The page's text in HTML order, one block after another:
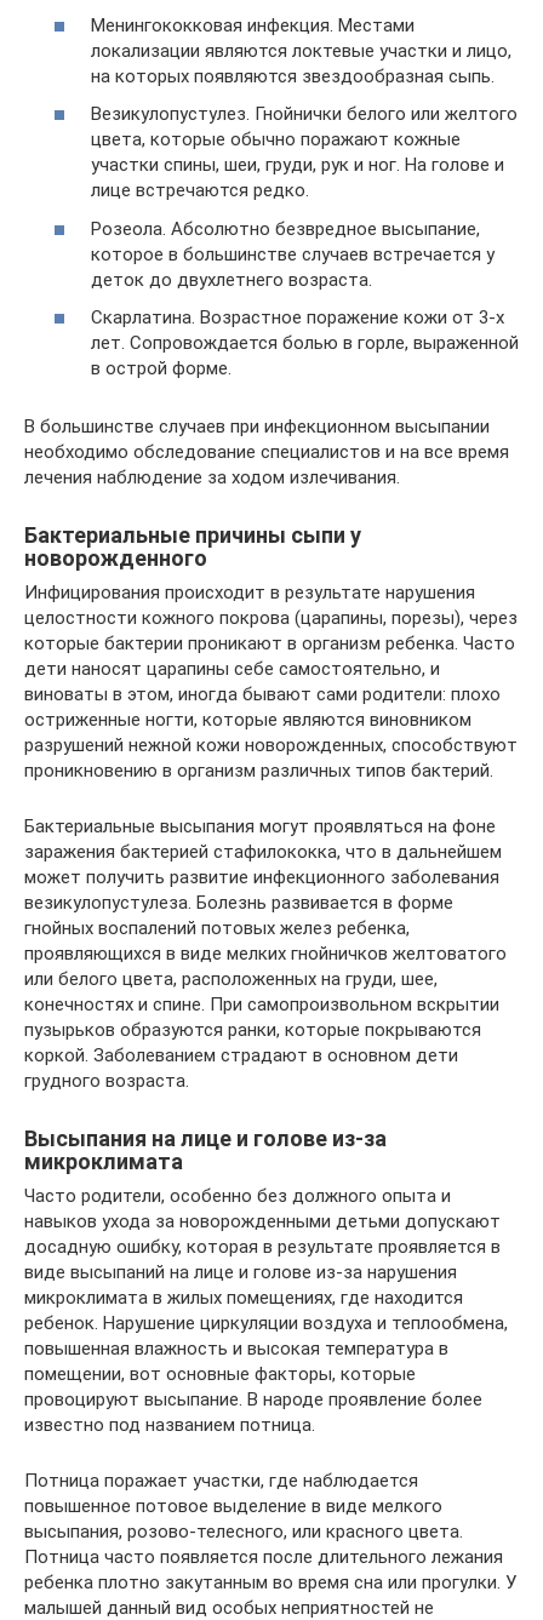
Менингококковая инфекция. Местами
локализации являются локтевые участки и лицо,
на которых появляются звездообразная сыпь.
Везикулопустулез. Гнойнички белого или желтого
цвета, которые обычно поражают кожные
участки спины, шеи, груди, рук и ног. На голове и
лице встречаются редко.
Розеола. Абсолютно безвредное высыпание,
которое в большинстве случаев встречается у
деток до двухлетнего возраста.
Скарлатина. Возрастное поражение кожи от 3-х
лет. Сопровождается болью в горле, выраженной
в острой форме.
В большинстве случаев при инфекционном высыпании
необходимо обследование специалистов и на все время
лечения наблюдение за ходом излечивания.
Бактериальные причины сыпи у
новорожденного
Инфицирования происходит в результате нарушения
целостности кожного покрова (царапины, порезы), через
которые бактерии проникают в организм ребенка. Часто
дети наносят царапины себе самостоятельно, и
виноваты в этом, иногда бывают сами родители: плохо
остриженные ногти, которые являются виновником
разрушений нежной кожи новорожденных, способствуют
проникновению в организм различных типов бактерий.
Бактериальные высыпания могут проявляться на фоне
заражения бактерией стафилококка, что в дальнейшем
может получить развитие инфекционного заболевания
везикулопустулеза. Болезнь развивается в форме
гнойных воспалений потовых желез ребенка,
проявляющихся в виде мелких гнойничков желтоватого
или белого цвета, расположенных на груди, шее,
конечностях и спине. При самопроизвольном вскрытии
пузырьков образуются ранки, которые покрываются
коркой. Заболеванием страдают в основном дети
грудного возраста.
Высыпания на лице и голове из-за
микроклимата
Часто родители, особенно без должного опыта и
навыков ухода за новорожденными детьми допускают
досадную ошибку, которая в результате проявляется в
виде высыпаний на лице и голове из-за нарушения
микроклимата в жилых помещениях, где находится
ребенок. Нарушение циркуляции воздуха и теплообмена,
повышенная влажность и высокая температура в
помещении, вот основные факторы, которые
провоцируют высыпание. В народе проявление более
известно под названием потница.
Потница поражает участки, где наблюдается
повышенное потовое выделение в виде мелкого
высыпания, розово-телесного, или красного цвета.
Потница часто появляется после длительного лежания
ребенка плотно закутанным во время сна или прогулки. У
малышей данный вид особых неприятностей не